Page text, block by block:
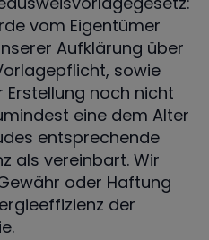
vom Eigentümer
Aufklärung über
sowie
noch nicht
eine dem Alter
entsprechende
als vereinbart. Wir
oder Haftung
der